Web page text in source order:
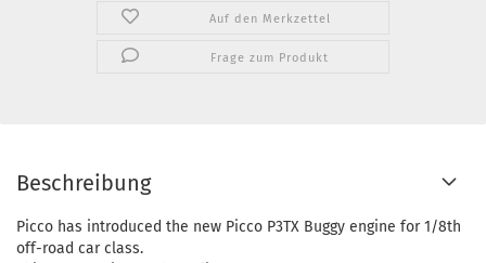
Auf den Merkzettel
Frage zum Produkt
Beschreibung
Picco has introduced the new Picco P3TX Buggy engine for 1/8th
off-road car class.